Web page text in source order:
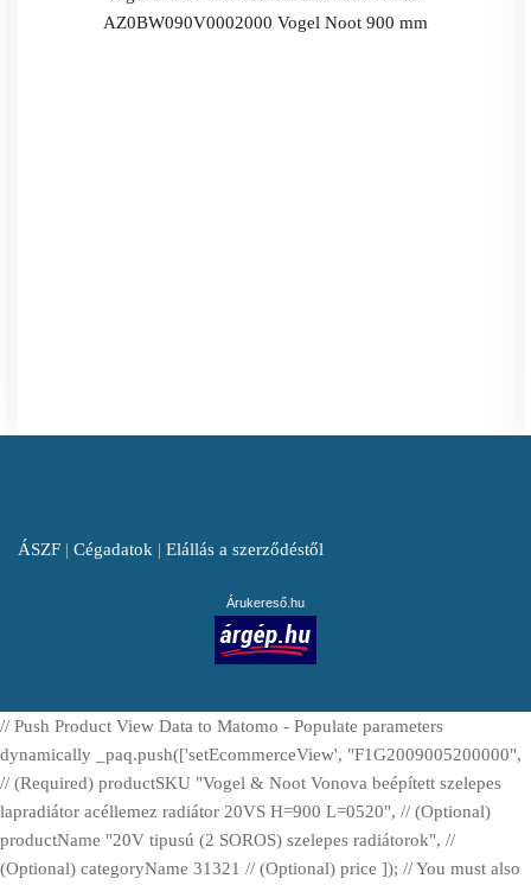
AZ0BW090V0002000 Vogel Noot 900 mm
ÁSZF | Cégadatok | Elállás a szerződéstől
Árukereső.hu
// Push Product View Data to Matomo - Populate parameters
dynamically _paq.push(['setEcommerceView', "F1G2009005200000",
// (Required) productSKU "Vogel & Noot Vonova beépített szelepes
lapradiátor acéllemez radiátor 20VS H=900 L=0520", // (Optional)
productName "20V tipusú (2 SOROS) szelepes radiátorok", //
(Optional) categoryName 31321 // (Optional) price ]); // You must also